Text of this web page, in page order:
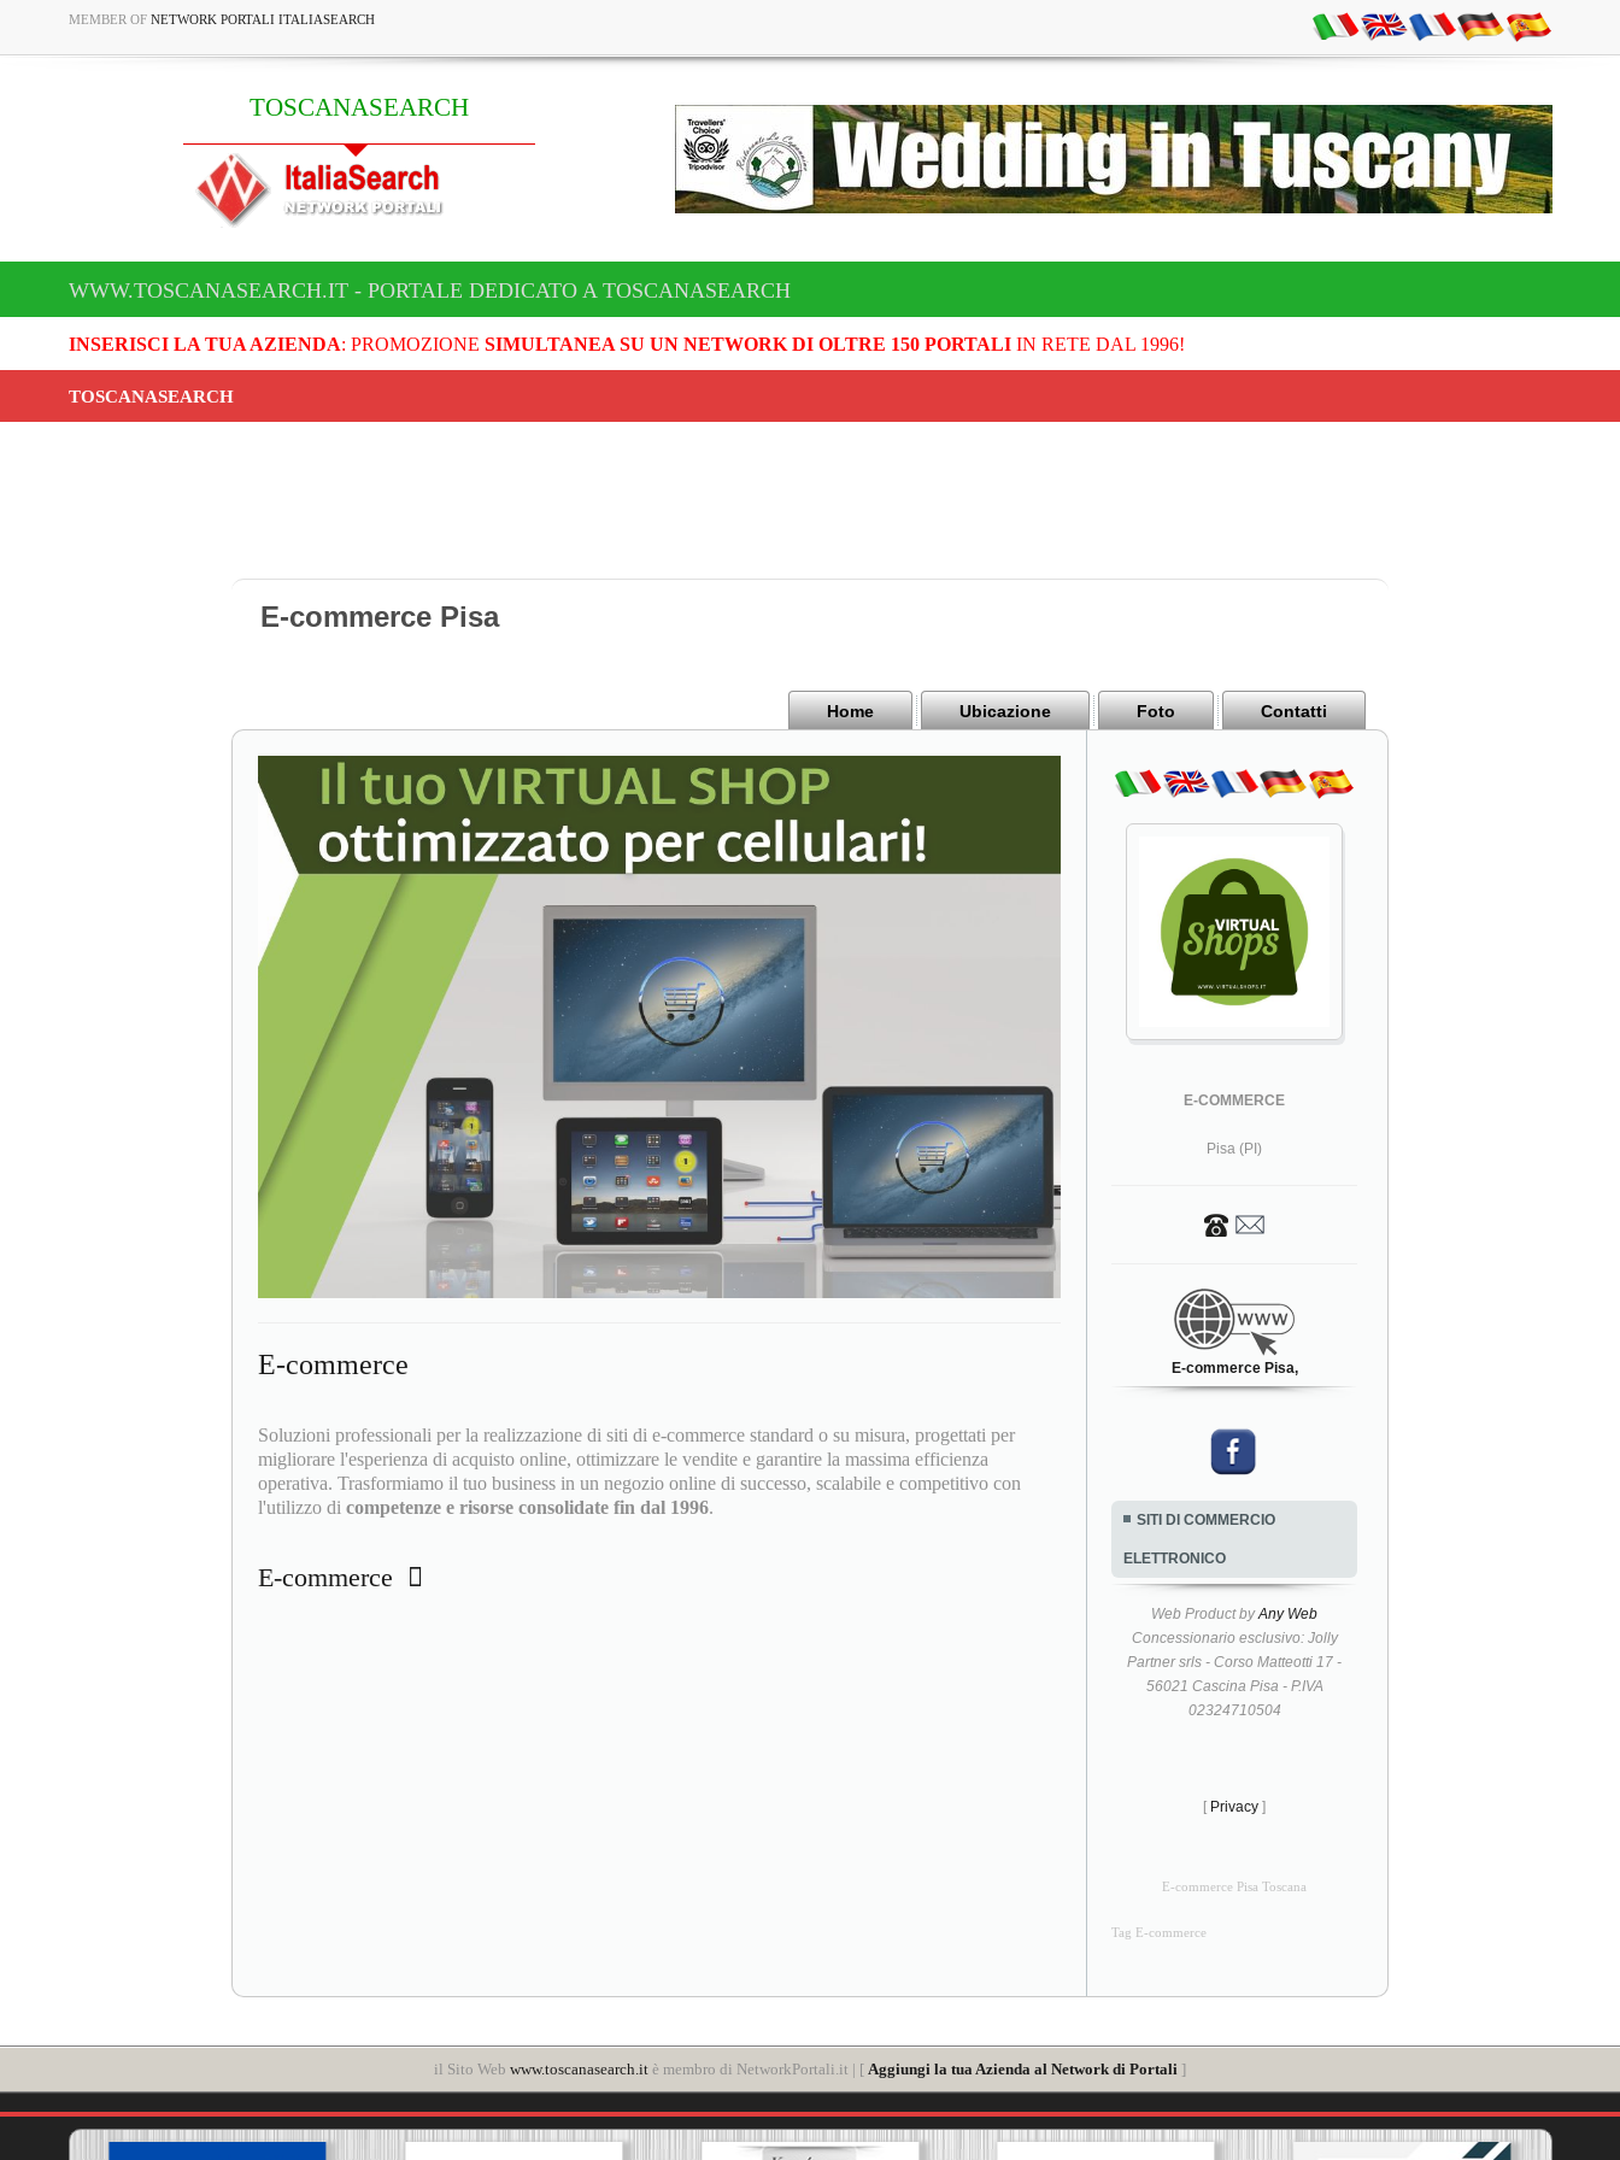
MEMBER OF NETWORK PORTALI ITALIASEARCH
TOSCANASEARCH
WWW.TOSCANASEARCH.IT - PORTALE DEDICATO A TOSCANASEARCH
INSERISCI LA TUA AZIENDA: PROMOZIONE SIMULTANEA SU UN NETWORK DI OLTRE 150 PORTALIIN RETE DAL 1996!
TOSCANASEARCH
E-commerce Pisa
Home Ubicazione Foto Contatti
E-commerce
Soluzioni professionali per la realizzazione di siti di e-commerce standard o su misura, progettati per
migliorare l'esperienza di acquisto online, ottimizzare le vendite e garantire la massima efficienza
operativa. Trasformiamo il tuo business in un negozio online di successo, scalabile e competitivo con
l'utilizzo di competenze e risorse consolidate fin dal 1996.
E-commerce
E-COMMERCE
Pisa (PI)
E-commerce Pisa,
SITI DI COMMERCIO
ELETTRONICO
Web Product byAny Web
Concessionario esclusivo: Jolly
Partner srls - Corso Matteotti 17 -
56021 Cascina Pisa - P.IVA
02324710504
[ Privacy ]
E-commerce Pisa Toscana
Tag E-commerce
il Sito Web www.toscanasearch.it è membro di NetworkPortali.it | [ Aggiungi la tua Azienda al Network di Portali ]